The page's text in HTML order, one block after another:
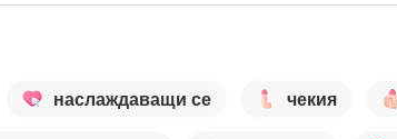
наслаждаващи се чекия